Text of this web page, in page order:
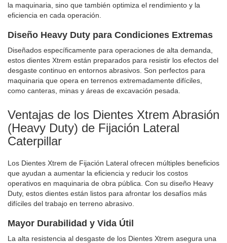
la maquinaria, sino que también optimiza el rendimiento y la
eficiencia en cada operación.
Diseño Heavy Duty para Condiciones Extremas
Diseñados específicamente para operaciones de alta demanda,
estos dientes Xtrem están preparados para resistir los efectos del
desgaste continuo en entornos abrasivos. Son perfectos para
maquinaria que opera en terrenos extremadamente difíciles,
como canteras, minas y áreas de excavación pesada.
Ventajas de los Dientes Xtrem Abrasión
(Heavy Duty) de Fijación Lateral
Caterpillar
Los Dientes Xtrem de Fijación Lateral ofrecen múltiples beneficios
que ayudan a aumentar la eficiencia y reducir los costos
operativos en maquinaria de obra pública. Con su diseño Heavy
Duty, estos dientes están listos para afrontar los desafíos más
difíciles del trabajo en terreno abrasivo.
Mayor Durabilidad y Vida Útil
La alta resistencia al desgaste de los Dientes Xtrem asegura una